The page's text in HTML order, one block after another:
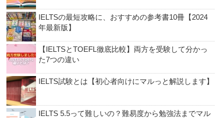
IELTSの最短攻略に、おすすめの参考書10冊【2024
年最新版】
【IELTSとTOEFL徹底比較】両方を受験して分かっ
た7つの違い
IELTS試験とは【初心者向けにマルっと解説します】
IELTS 5.5って難しいの？難易度から勉強法までマル